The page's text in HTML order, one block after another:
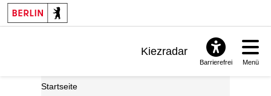
Kiezradar
Barrierefrei Menü
Startseite